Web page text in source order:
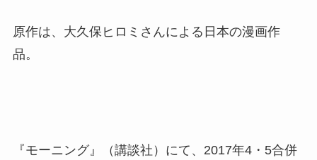
原作は、大久保ヒロミさんによる日本の漫画作
品。
『モーニング』（講談社）にて、2017年4・5合併